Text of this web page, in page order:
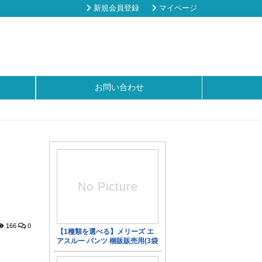
新規会員登録 マイページ
お問い合わせ
166 0